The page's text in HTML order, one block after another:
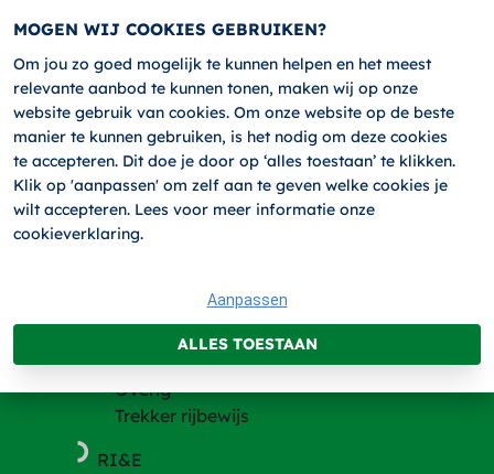
MOGEN WIJ COOKIES GEBRUIKEN?
Om jou zo goed mogelijk te kunnen helpen en het meest
relevante aanbod te kunnen tonen, maken wij op onze
website gebruik van cookies. Om onze website op de beste
manier te kunnen gebruiken, is het nodig om deze cookies
te accepteren. Dit doe je door op ‘alles toestaan’ te klikken.
Klik op 'aanpassen' om zelf aan te geven welke cookies je
wilt accepteren. Lees voor meer informatie onze
cookieverklaring.
Aanpassen
ALLES TOESTAAN
HOME
Trainingen
Trainingen
Heftruck en andere hefmachines
Hijsen
Code 95 trainingen
Incompany
Overig
Trekker rijbewijs
RI&E